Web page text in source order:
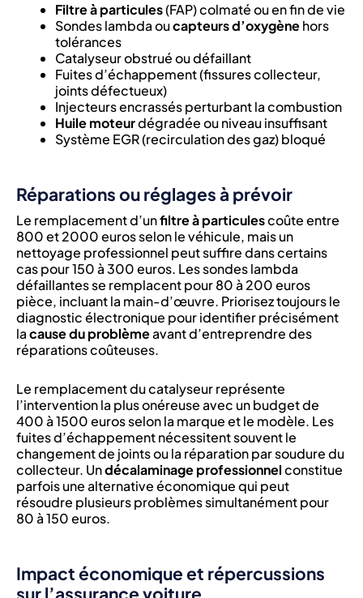
Filtre à particules(FAP) colmaté ou en fin de vie
Sondes lambda oucapteurs d’oxygènehors
tolérances
Catalyseur obstrué ou défaillant
Fuites d’échappement (fissures collecteur,
joints défectueux)
Injecteurs encrassés perturbant la combustion
Huile moteurdégradée ou niveau insuffisant
Système EGR (recirculation des gaz) bloqué
Réparations ou réglages à prévoir
Le remplacement d’unfiltre à particulescoûte entre
800 et 2000 euros selon le véhicule, mais un
nettoyage professionnel peut suffire dans certains
cas pour 150 à 300 euros. Les sondes lambda
défaillantes se remplacent pour 80 à 200 euros
pièce, incluant la main-d’œuvre. Priorisez toujours le
diagnostic électronique pour identifier précisément
lacause du problèmeavant d’entreprendre des
réparations coûteuses.
Le remplacement du catalyseur représente
l’intervention la plus onéreuse avec un budget de
400 à 1500 euros selon la marque et le modèle. Les
fuites d’échappement nécessitent souvent le
changement de joints ou la réparation par soudure du
collecteur. Undécalaminage professionnelconstitue
parfois une alternative économique qui peut
résoudre plusieurs problèmes simultanément pour
80 à 150 euros.
Impact économique et répercussions